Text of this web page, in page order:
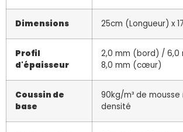
Dimensions 25cm (Longueur) x
Profil
d'épaisseur
2,0 mm (bord) / 6,0
8,0 mm (cœur)
Coussin de
base
90kg/m³ de
densité